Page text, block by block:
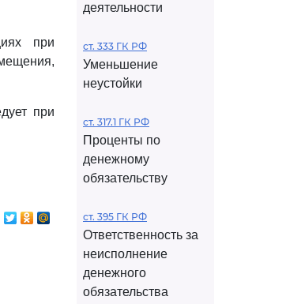
при
при
деятельности
ст. 333 ГК РФ
Уменьшение
неустойки
ст. 317.1 ГК РФ
Проценты по
денежному
обязательству
ст. 395 ГК РФ
Ответственность за
неисполнение
денежного
обязательства